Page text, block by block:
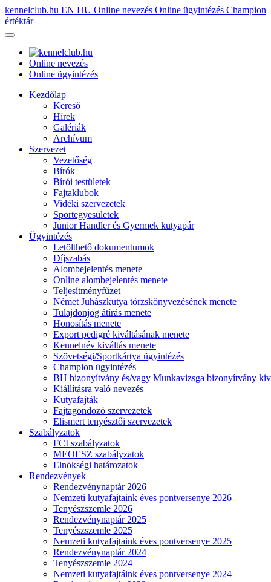
kennelclub.hu EN HU Online nevezés Online ügyintézés Champion
értéktár
Online nevezés
Online ügyintézés
Kezdőlap
Kereső
Hírek
Galériák
Archívum
Szervezet
Vezetőség
Bírók
Bírói testületek
Fajtaklubok
Vidéki szervezetek
Sportegyesületek
Junior Handler és Gyermek kutyapár
Ügyintézés
Letölthető dokumentumok
Díjszabás
Alombejelentés menete
Online alombejelentés menete
Teljesítményfűzet
Német Juhászkutya törzskönyvezésének menete
Tulajdonjog átírás menete
Honosítás menete
Export pedigré kiváltásának menete
Kennelnév kiváltás menete
Szövetségi/Sportkártya ügyintézés
Champion ügyintézés
BH bizonyítvány és/vagy Munkavizsga bizonyítvány
Kiállításra való nevezés
Kutyafajták
Fajtagondozó szervezetek
Elismert tenyésztői szervezetek
Szabályzatok
FCI szabályzatok
MEOESZ szabályzatok
Elnökségi határozatok
Rendezvények
Rendezvénynaptár 2026
Nemzeti kutyafajtaink éves pontversenye 2026
Tenyészszemle 2026
Rendezvénynaptár 2025
Tenyészszemle 2025
Nemzeti kutyafajtaink éves pontversenye 2025
Rendezvénynaptár 2024
Tenyészszemle 2024
Nemzeti kutyafajtáink éves pontversenye 2024